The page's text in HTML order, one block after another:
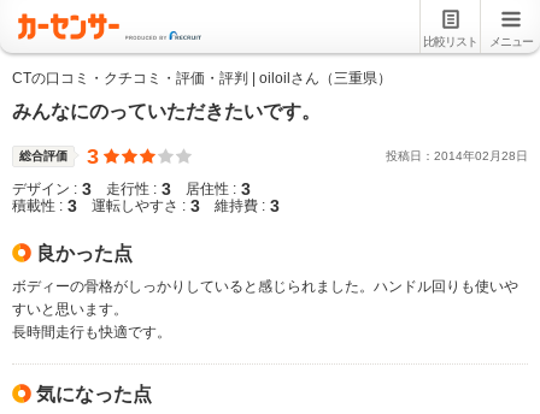
比較リスト メニュー
CTの口コミ・クチコミ・評価・評判 | oiloilさん（三重県）
みんなにのっていただきたいです。
総合評価 3 投稿日： 2014年02 月28日
デザイン : 3 走行性 : 3 居住性 : 3
積載性 : 3 運転しやすさ : 3 維持費 : 3
良かった点
ボディーの骨格がしっかりしていると感じられました。ハンドル回りも使いや
すいと思います。
長時間走行も快適です。
気になった点